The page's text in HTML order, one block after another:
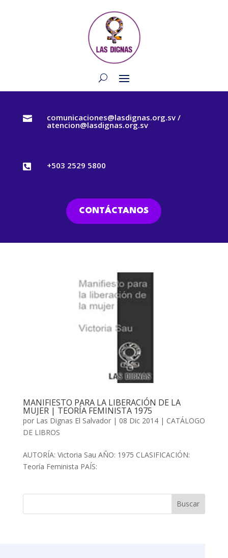
 comunicaciones@lasdignas.org.sv /
atencion@lasdignas.org.sv
 +503 2529 5800
CONTÁCTANOS
MANIFIESTO PARA LA LIBERACIÓN DE LA
MUJER | TEORÍA FEMINISTA 1975
por Las Dignas El Salvador| 08 Dic 2014| CATÁLOGO
DE LIBROS
AUTORÍA: Victoria Sau AÑO: 1975 CLASIFICACIÓN:
Teoría Feminista PAÍS: